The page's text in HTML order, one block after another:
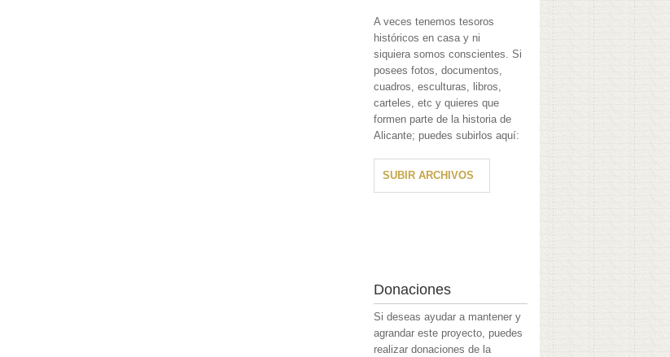
A veces tenemos tesoros
históricos en casa y ni
siquiera somos conscientes. Si
posees fotos, documentos,
cuadros, esculturas, libros,
carteles, etc y quieres que
formen parte de la historia de
Alicante; puedes subirlos aquí:
SUBIR ARCHIVOS
Donaciones
Si deseas ayudar a mantener y
agrandar este proyecto, puedes
realizar donaciones de la